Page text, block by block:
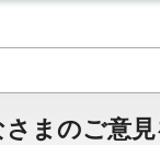
まのご意